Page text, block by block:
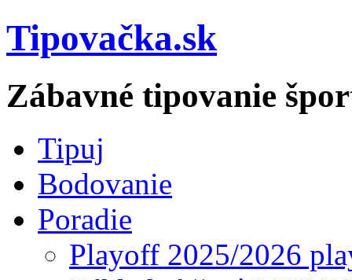
Tipovačka.sk
Zábavné tipovanie
Tipuj
Bodovanie
Poradie
Playoff 2025/2026